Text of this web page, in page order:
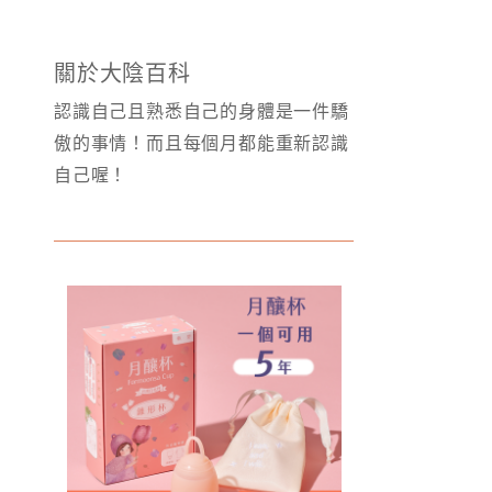
關於大陰百科
認識自己且熟悉自己的身體是一件驕
傲的事情！而且每個月都能重新認識
自己喔！